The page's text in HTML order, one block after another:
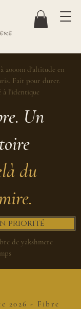
2000m d'altitude en
Fait pour durer.
à l'identique
Un
du
priorité
de yakshmere
2026 - Fibre